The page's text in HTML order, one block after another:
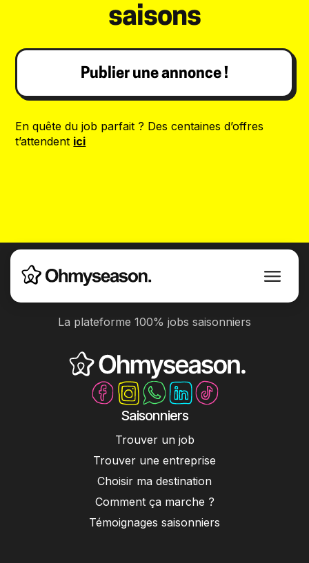
saisons
Publier une annonce !
En quête du job parfait ? Des centaines d’offres
t’attendent ici
La plateforme 100% jobs saisonniers
Saisonniers
Trouver un job
Trouver une entreprise
Choisir ma destination
Comment ça marche ?
Témoignages saisonniers